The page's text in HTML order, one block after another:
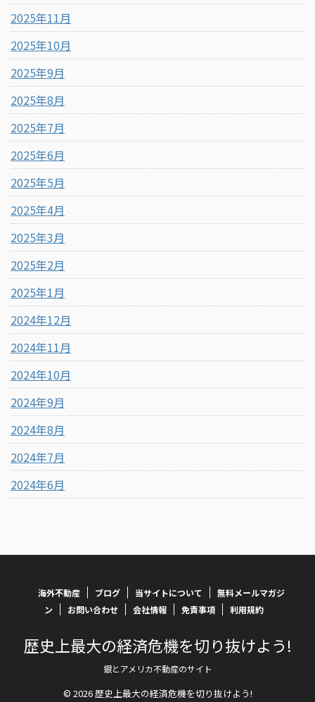
2025年11月
2025年10月
2025年9月
2025年8月
2025年7月
2025年6月
2025年5月
2025年4月
2025年3月
2025年2月
2025年1月
2024年12月
2024年11月
2024年10月
2024年9月
2024年8月
2024年7月
2024年6月
海外不動産 ブログ 当サイトについて
無料メールマガジ
ン
お問い合わせ 会社情報 免責事項 利用規約
歴史上最大の経済危機を切り抜けよう!
銀とアメリカ不動産のサイト
© 2026 歴史上最大の経済危機を切り抜けよう!